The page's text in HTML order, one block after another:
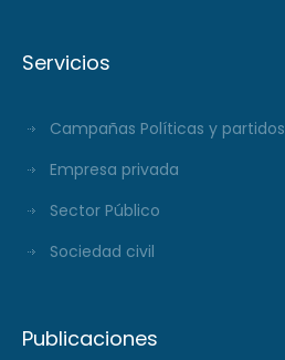
Servicios
Campañas Políticas y partidos
Empresa privada
Sector Público
Sociedad civil
Publicaciones